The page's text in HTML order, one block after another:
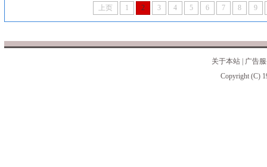
上页 1 2 3 4 5 6 7 8 9
关于本站
广告
Copyright (C)